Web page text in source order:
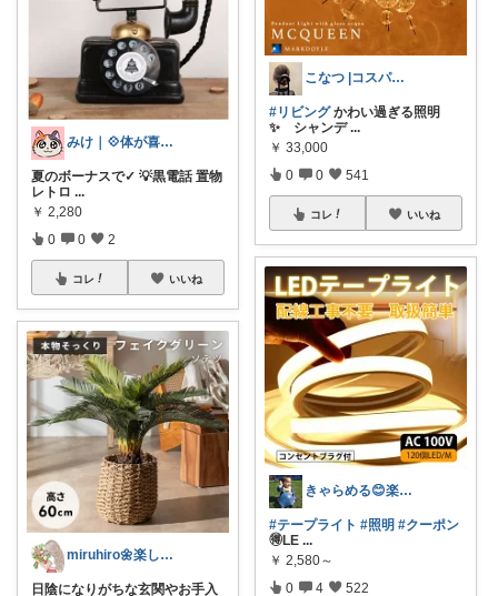
みけ｜💠体が喜ぶもの・便利なもの
夏のボーナスで✓ 💡黒電話 置物
レトロ ...
￥ 2,280
0 0 2
コレ いいね
miruhiro🌼楽しく暮らそう
​日陰になりがちな玄関やお手入
こなつ |コスパ重視と丁寧な暮らし🌷
#リビングかわい過ぎる照明
✨️ シャンデ ...
￥ 33,000
0 0 541
コレ いいね
きゃらめる😊楽天ROOM🤩
#テープライト #照明 #クーポン
🉐LE ...
￥ 2,580～
0 4 522